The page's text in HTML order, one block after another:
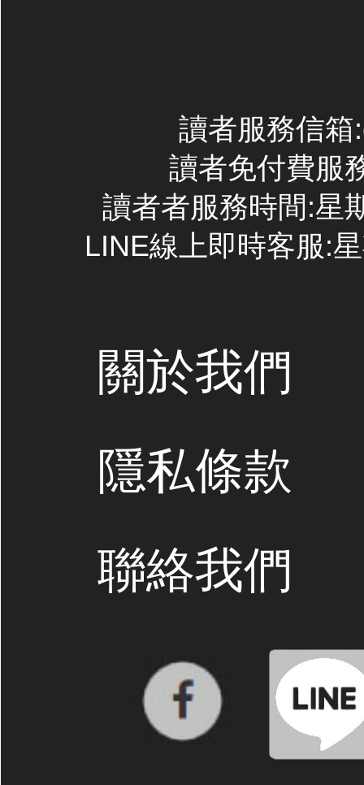
讀者服務信
讀者免付費服
讀者者服務時間:星
LINE線上即時客服:
關於我們
隱私條款
聯絡我們